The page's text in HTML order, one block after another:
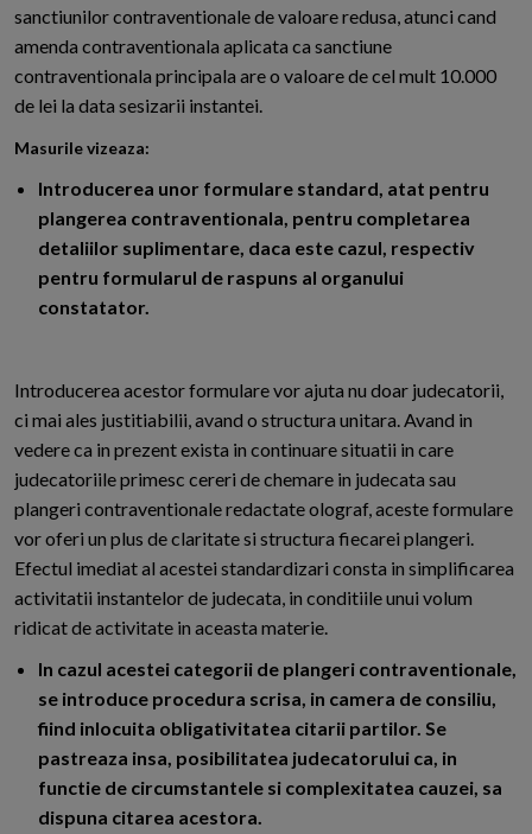
sanctiunilor contraventionale de valoare redusa, atunci cand
amenda contraventionala aplicata ca sanctiune
contraventionala principala are o valoare de cel mult 10.000
de lei la data sesizarii instantei.
Masurile vizeaza:
Introducerea unor formulare standard, atat pentru
plangerea contraventionala, pentru completarea
detaliilor suplimentare, daca este cazul, respectiv
pentru formularul de raspuns al organului
constatator.
Introducerea acestor formulare vor ajuta nu doar judecatorii,
ci mai ales justitiabilii, avand o structura unitara. Avand in
vedere ca in prezent exista in continuare situatii in care
judecatoriile primesc cereri de chemare in judecata sau
plangeri contraventionale redactate olograf, aceste formulare
vor oferi un plus de claritate si structura fiecarei plangeri.
Efectul imediat al acestei standardizari consta in simplificarea
activitatii instantelor de judecata, in conditiile unui volum
ridicat de activitate in aceasta materie.
In cazul acestei categorii de plangeri contraventionale,
se introduce procedura scrisa, in camera de consiliu,
fiind inlocuita obligativitatea citarii partilor. Se
pastreaza insa, posibilitatea judecatorului ca, in
functie de circumstantele si complexitatea cauzei, sa
dispuna citarea acestora.